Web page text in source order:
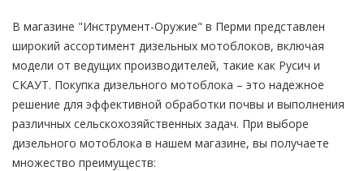
В магазине "Инструмент-Оружие" в Перми представлен
широкий ассортимент дизельных мотоблоков, включая
модели от ведущих производителей, такие как Русич и
СКАУТ. Покупка дизельного мотоблока – это надежное
решение для эффективной обработки почвы и выполнения
различных сельскохозяйственных задач. При выборе
дизельного мотоблока в нашем магазине, вы получаете
множество преимуществ: